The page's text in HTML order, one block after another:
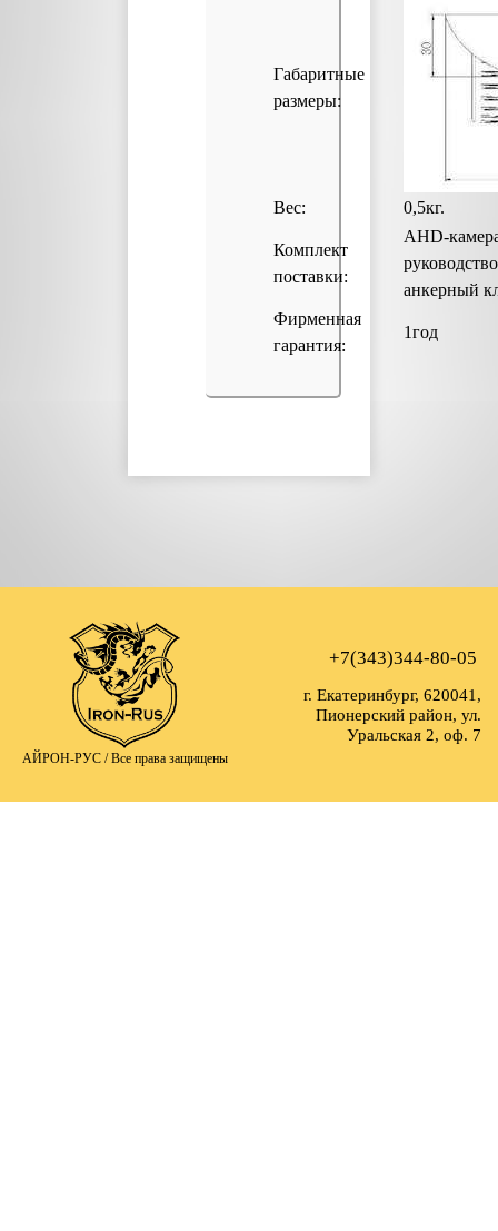
Габаритные
размеры:
Вес: 0,5кг.
Комплект
поставки:
AHD-
анкерный
Фирменная
гарантия:
1год
АЙРОН-РУС /Все права защищены
+7(343)344-80-05
г. Екатеринбург, 620041,
Пионерский район, ул.
Уральская 2, оф. 7